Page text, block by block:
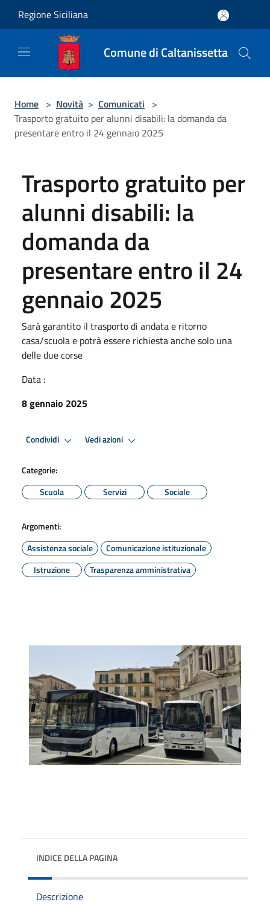
Regione Siciliana
Comune di Caltanissetta
Home > Novità > Comunicati >
Trasporto gratuito per alunni disabili: la domanda da
presentare entro il 24 gennaio 2025
Trasporto gratuito per
alunni disabili: la
domanda da
presentare entro il 24
gennaio 2025
Sarà garantito il trasporto di andata e ritorno
casa/scuola e potrà essere richiesta anche solo una
delle due corse
Data :
8 gennaio 2025
Condividi Vedi azioni
Categorie:
Scuola
Servizi Sociale
Argomenti:
Assistenza sociale
Comunicazione istituzionale
Istruzione
Trasparenza amministrativa
INDICE DELLA PAGINA
Descrizione